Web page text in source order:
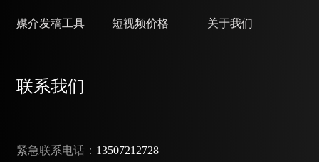
媒介发稿工具 短视频价格 关于我们
联系我们
紧急联系电话： 13507212728